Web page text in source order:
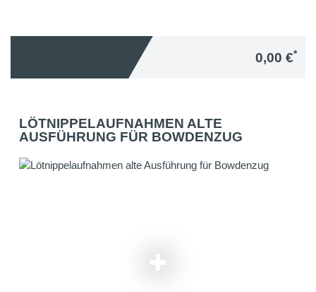
0,00 €*
LÖTNIPPELAUFNAHMEN ALTE
AUSFÜHRUNG FÜR BOWDENZUG